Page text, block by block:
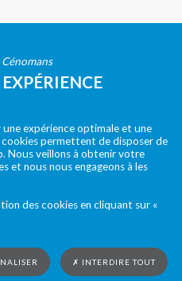
expérience optimale et une
permettent de disposer de
Nous veillons à obtenir votre
et nous nous engageons à les
des cookies en cliquant sur «
✗ INTERDIRE TOUT